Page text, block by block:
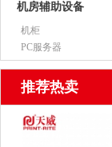
机房辅助设备
机柜
PC服务器
推荐热卖